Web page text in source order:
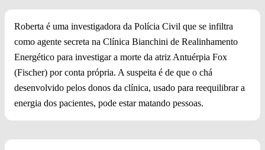
Roberta é uma investigadora da Polícia Civil que se infiltra
como agente secreta na Clínica Bianchini de Realinhamento
Energético para investigar a morte da atriz Antuérpia Fox
(Fischer) por conta própria. A suspeita é de que o chá
desenvolvido pelos donos da clínica, usado para reequilibrar a
energia dos pacientes, pode estar matando pessoas.